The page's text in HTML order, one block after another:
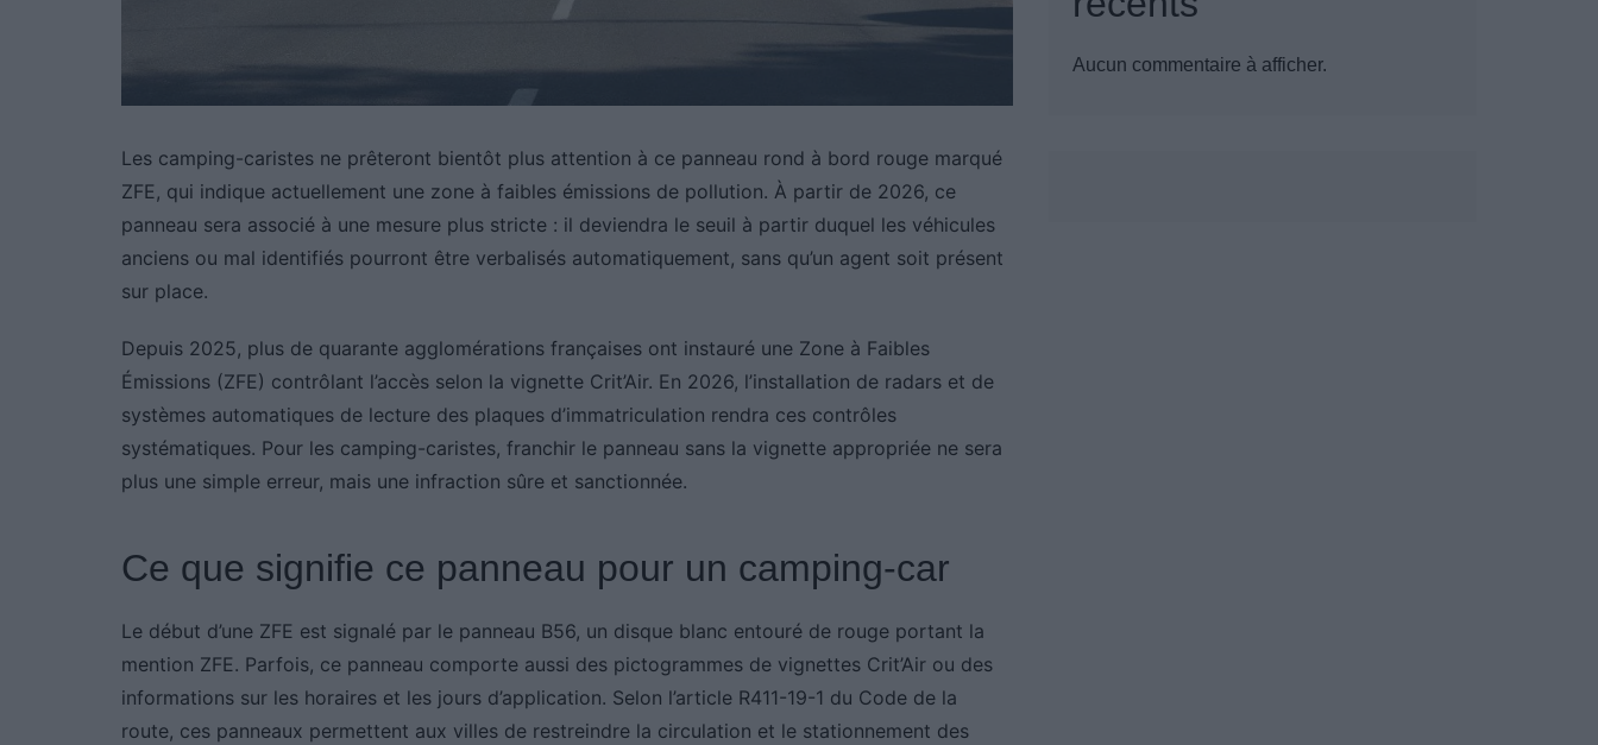
Les camping-caristes ne prêteront bientôt plus attention à ce panneau rond à bord rouge marqué
ZFE, qui indique actuellement une zone à faibles émissions de pollution. À partir de 2026, ce
panneau sera associé à une mesure plus stricte : il deviendra le seuil à partir duquel les véhicules
anciens ou mal identifiés pourront être verbalisés automatiquement, sans qu’un agent soit présent
sur place.
Depuis 2025, plus de quarante agglomérations françaises ont instauré une Zone à Faibles
Émissions (ZFE) contrôlant l’accès selon la vignette Crit’Air. En 2026, l’installation de radars et de
systèmes automatiques de lecture des plaques d’immatriculation rendra ces contrôles
systématiques. Pour les camping-caristes, franchir le panneau sans la vignette appropriée ne sera
plus une simple erreur, mais une infraction sûre et sanctionnée.
Ce que signifie ce panneau pour un camping-car
Le début d’une ZFE est signalé par le panneau B56, un disque blanc entouré de rouge portant la
mention ZFE. Parfois, ce panneau comporte aussi des pictogrammes de vignettes Crit’Air ou des
informations sur les horaires et les jours d’application. Selon l’article R411-19-1 du Code de la
route, ces panneaux permettent aux villes de restreindre la circulation et le stationnement des
Aucun commentaire à afficher.